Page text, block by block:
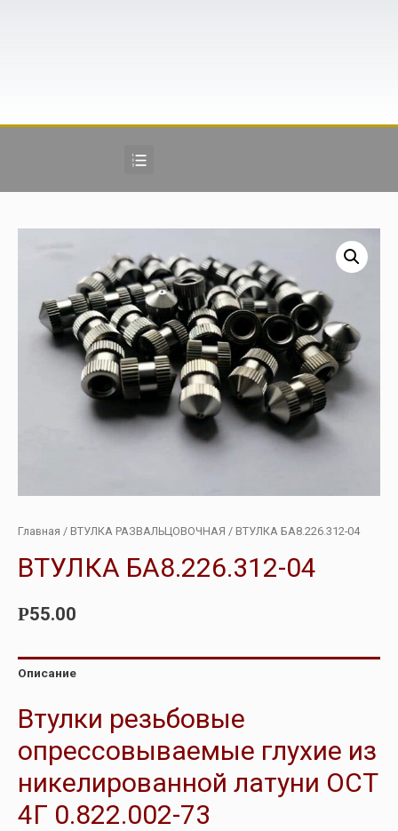
Главная / ВТУЛКА РАЗВАЛЬЦОВОЧНАЯ / ВТУЛКА БА8.226.312-04
ВТУЛКА БА8.226.312-04
Р55.00
Описание
Втулки резьбовые
опрессовываемые глухие из
никелированной латуни ОСТ
4Г 0.822.002-73